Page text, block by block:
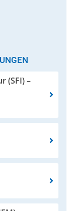
(SFI) –